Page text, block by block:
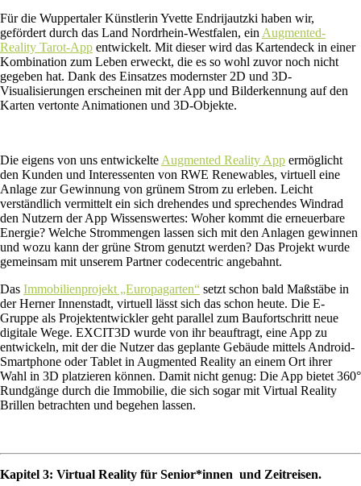
Für die Wuppertaler Künstlerin Yvette Endrijautzki haben wir,
gefördert durch das Land Nordrhein-Westfalen, ein Augmented-
Reality Tarot-App entwickelt. Mit dieser wird das Kartendeck in einer
Kombination zum Leben erweckt, die es so wohl zuvor noch nicht
gegeben hat. Dank des Einsatzes modernster 2D und 3D-
Visualisierungen erscheinen mit der App und Bilderkennung auf den
Karten vertonte Animationen und 3D-Objekte.
Die eigens von uns entwickelte Augmented Reality App ermöglicht
den Kunden und Interessenten von RWE Renewables, virtuell eine
Anlage zur Gewinnung von grünem Strom zu erleben. Leicht
verständlich vermittelt ein sich drehendes und sprechendes Windrad
den Nutzern der App Wissenswertes: Woher kommt die erneuerbare
Energie? Welche Strommengen lassen sich mit den Anlagen gewinnen
und wozu kann der grüne Strom genutzt werden? Das Projekt wurde
gemeinsam mit unserem Partner codecentric angebahnt.
Das Immobilienprojekt „Europagarten“ setzt schon bald Maßstäbe in
der Herner Innenstadt, virtuell lässt sich das schon heute. Die E-
Gruppe als Projektentwickler geht parallel zum Baufortschritt neue
digitale Wege. EXCIT3D wurde von ihr beauftragt, eine App zu
entwickeln, mit der die Nutzer das geplante Gebäude mittels Android-
Smartphone oder Tablet in Augmented Reality an einem Ort ihrer
Wahl in 3D platzieren können. Damit nicht genug: Die App bietet 360°
Rundgänge durch die Immobilie, die sich sogar mit Virtual Reality
Brillen betrachten und begehen lassen.
Kapitel 3: Virtual Reality für Senior*innen und Zeitreisen.